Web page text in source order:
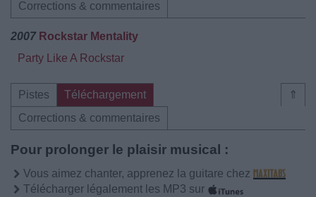
Corrections & commentaires
2007 Rockstar Mentality
Party Like A Rockstar
⇑
Pistes
Téléchargement
Corrections & commentaires
Pour prolonger le plaisir musical :
Vous aimez chanter, apprenez la guitare chez
Télécharger légalement les MP3 sur